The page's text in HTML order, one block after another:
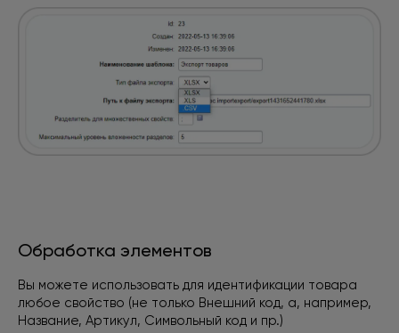
Обработка элементов
Вы можете использовать для идентификации товара
любое свойство (не только Внешний код, а, например,
Название, Артикул, Символьный код и пр.)